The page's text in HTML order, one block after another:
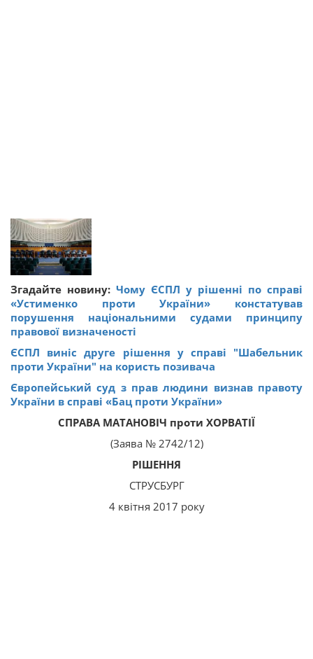
Згадайте новину: Чому ЄСПЛ у рішенні по справі
«Устименко проти України» констатував
порушення національними судами принципу
правової визначеності
ЄСПЛ виніс друге рішення у справі "Шабельник
проти України" на користь позивача
Європейський суд з прав людини визнав правоту
України в справі «Бац проти України»
СПРАВА МАТАНОВІЧ проти ХОРВАТІЇ
(Заява № 2742/12)
РІШЕННЯ
СТРУСБУРГ
4 квітня 2017 року